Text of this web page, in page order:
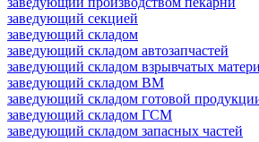
заведующий секцией
заведующий складом
заведующий складом автозапчастей
заведующий складом взрывчатых
заведующий складом ВМ
заведующий складом готовой
заведующий складом ГСМ
заведующий складом запасных частей